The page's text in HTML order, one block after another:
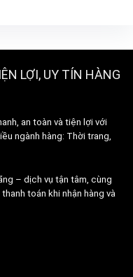
LỢI, UY TÍN HÀNG
an toàn và tiện lợi với
ngành hàng: Thời trang,
– dịch vụ tận tâm, cùng
toán khi nhận hàng và